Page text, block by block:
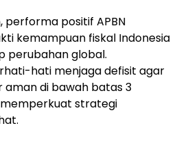
performa positif APBN
kemampuan fiskal Indonesia
perubahan global.
hati menjaga defisit agar
di bawah batas 3
memperkuat strategi